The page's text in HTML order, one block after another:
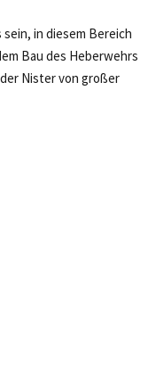
in diesem Bereich
Bau des Heberwehrs
Nister von großer